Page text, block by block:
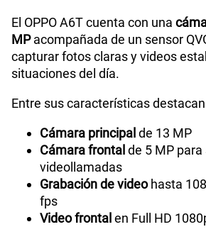
El OPPO A6T cuenta con una
MPacompañada de un sensor
capturar fotos claras y videos
situaciones del día.
Entre sus características
Cámara principalde 13 MP
Cámara frontalde 5 MP
videollamadas
Grabación de videohasta
fps
Video frontalen Full HD